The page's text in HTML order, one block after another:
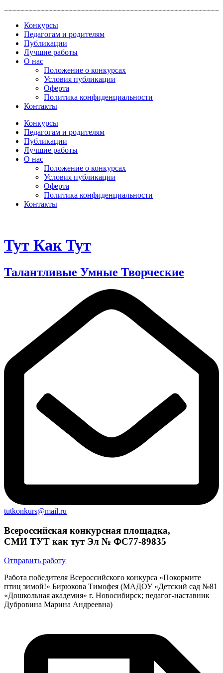
содержимому
Конкурсы
Педагогам и родителям
Публикации
Лучшие работы
О нас
Положение о конкурсах
Условия публикации
Оферта
Политика конфиденциальности
Контакты
Конкурсы
Педагогам и родителям
Публикации
Лучшие работы
О нас
Положение о конкурсах
Условия публикации
Оферта
Политика конфиденциальности
Контакты
Тут Как Тут
Талантливые Умные Творческие
tutkonkurs@mail.ru
Всероссийская конкурсная площадка,
СМИ ТУТ как тут Эл № ФС77-89835
Отправить работу
Работа победителя Всероссийского конкурса «Покормите
птиц зимой!» Бирюкова Тимофея (МАДОУ «Детский сад №81
«Дошкольная академия» г. Новосибирск; педагог-наставник
Дубровина Марина Андреевна)